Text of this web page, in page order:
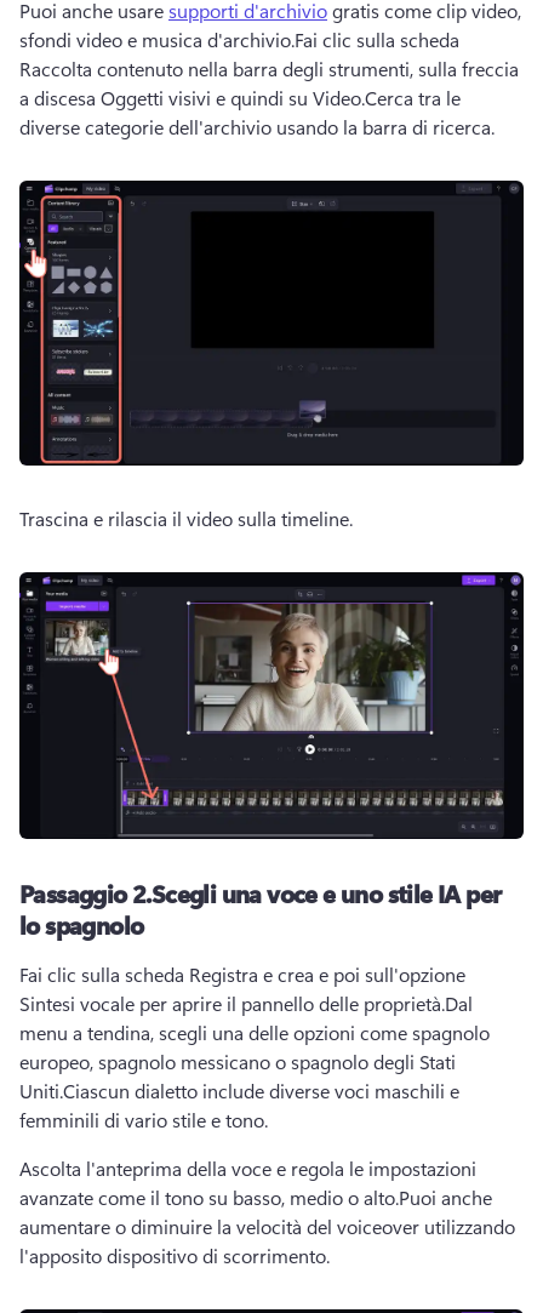
Puoi anche usare supporti d'archivio gratis come clip video,
sfondi video e musica d'archivio.Fai clic sulla scheda
Raccolta contenuto nella barra degli strumenti, sulla freccia
a discesa Oggetti visivi e quindi su Video.Cerca tra le
diverse categorie dell'archivio usando la barra di ricerca.
Trascina e rilascia il video sulla timeline.
Passaggio 2.Scegli una voce e uno stile IA per
lo spagnolo
Fai clic sulla scheda Registra e crea e poi sull'opzione
Sintesi vocale per aprire il pannello delle proprietà.Dal
menu a tendina, scegli una delle opzioni come spagnolo
europeo, spagnolo messicano o spagnolo degli Stati
Uniti.Ciascun dialetto include diverse voci maschili e
femminili di vario stile e tono.
Ascolta l'anteprima della voce e regola le impostazioni
avanzate come il tono su basso, medio o alto.Puoi anche
aumentare o diminuire la velocità del voiceover utilizzando
l'apposito dispositivo di scorrimento.